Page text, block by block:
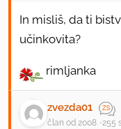
In misliš, da ti
učinkovita?
rimljanka
zvezda01
član od 2008 255